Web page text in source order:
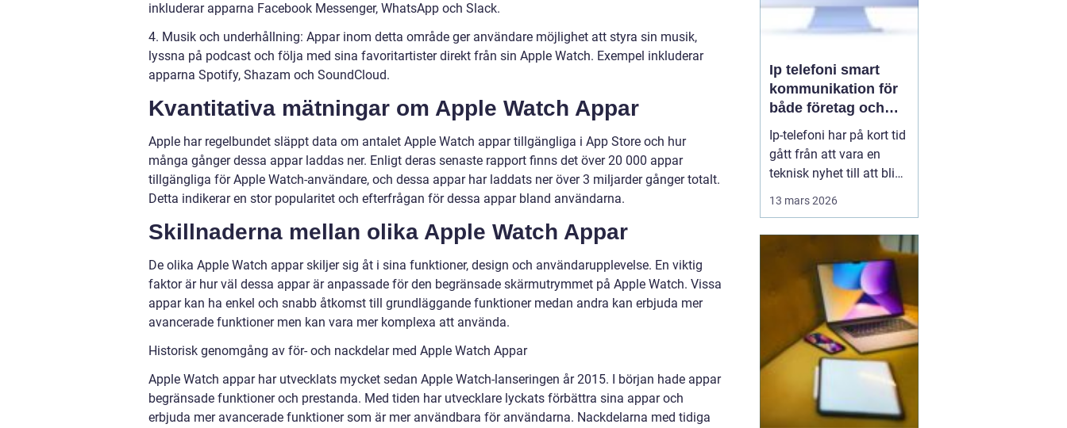
inkluderar apparna Facebook Messenger, WhatsApp och Slack.
4. Musik och underhållning: Appar inom detta område ger användare möjlighet att styra sin musik,
lyssna på podcast och följa med sina favoritartister direkt från sin Apple Watch. Exempel inkluderar
apparna Spotify, Shazam och SoundCloud.
Kvantitativa mätningar om Apple Watch Appar
Apple har regelbundet släppt data om antalet Apple Watch appar tillgängliga i App Store och hur
många gånger dessa appar laddas ner. Enligt deras senaste rapport finns det över 20 000 appar
tillgängliga för Apple Watch-användare, och dessa appar har laddats ner över 3 miljarder gånger totalt.
Detta indikerar en stor popularitet och efterfrågan för dessa appar bland användarna.
Skillnaderna mellan olika Apple Watch Appar
De olika Apple Watch appar skiljer sig åt i sina funktioner, design och användarupplevelse. En viktig
faktor är hur väl dessa appar är anpassade för den begränsade skärmutrymmet på Apple Watch. Vissa
appar kan ha enkel och snabb åtkomst till grundläggande funktioner medan andra kan erbjuda mer
avancerade funktioner men kan vara mer komplexa att använda.
Historisk genomgång av för- och nackdelar med Apple Watch Appar
Apple Watch appar har utvecklats mycket sedan Apple Watch-lanseringen år 2015. I början hade appar
begränsade funktioner och prestanda. Med tiden har utvecklare lyckats förbättra sina appar och
erbjuda mer avancerade funktioner som är mer användbara för användarna. Nackdelarna med tidiga
Ip telefoni smart
kommunikation för
både företag och
privatpersoner
Ip-telefoni har på kort tid
gått från att vara en
teknisk nyhet till att bli
ner och mobilen tar över
vår vardag behövs
flexibla lösningar som
kombinerar klassisk
telefoni med modern...
13 mars 2026